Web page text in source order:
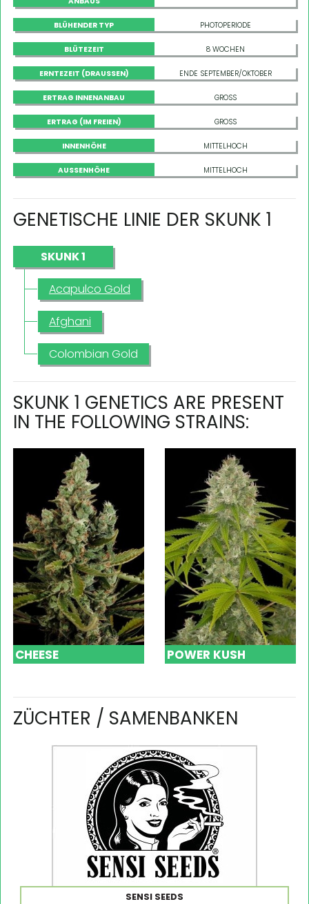
BLÜHENDER TYP PHOTOPERIODE
BLÜTEZEIT 8 WOCHEN
ERNTEZEIT (DRAUSSEN) ENDE SEPTEMBER/OKTOBER
ERTRAG INNENANBAU GROSS
ERTRAG (IM FREIEN) GROSS
INNENHÖHE MITTELHOCH
AUSSENHÖHE MITTELHOCH
GENETISCHE LINIE DER SKUNK 1
SKUNK 1
Acapulco Gold
Afghani
Colombian Gold
SKUNK 1 GENETICS ARE PRESENT
IN THE FOLLOWING STRAINS:
CHEESE POWER KUSH
ZÜCHTER / SAMENBANKEN
SENSI SEEDS